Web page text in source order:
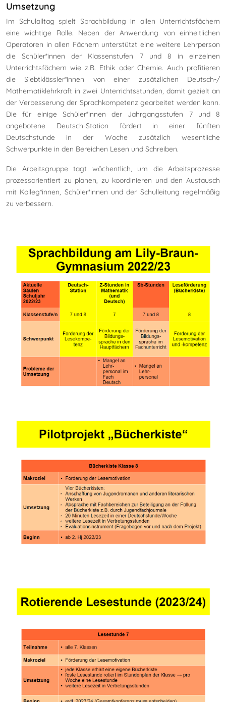
Umsetzung
Im Schulalltag spielt Sprachbildung in allen Unterrichtsfächern
eine wichtige Rolle. Neben der Anwendung von einheitlichen
Operatoren in allen Fächern unterstützt eine weitere Lehrperson
die Schüler*innen der Klassenstufen 7 und 8 in einzelnen
Unterrichtsfächern wie z.B. Ethik oder Chemie. Auch profitieren
die Siebtklässler*innen von einer zusätzlichen Deutsch-/
Mathematiklehrkraft in zwei Unterrichtsstunden, damit gezielt an
der Verbesserung der Sprachkompetenz gearbeitet werden kann.
Die für einige Schüler*innen der Jahrgangsstufen 7 und 8
angebotene Deutsch-Station fördert in einer fünften
Deutschstunde in der Woche zusätzlich wesentliche
Schwerpunkte in den Bereichen Lesen und Schreiben.
Die Arbeitsgruppe tagt wöchentlich, um die Arbeitsprozesse
prozessorientiert zu planen, zu koordinieren und den Austausch
mit Kolleg*innen, Schüler*innen und der Schulleitung regelmäßig
zu verbessern.